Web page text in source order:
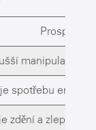
Prospěch
manipulace a
spotřebu
zdění a zlepšuje